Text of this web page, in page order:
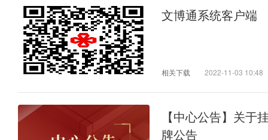
文博通系统客户端
相关下载 2022-11-03 10:48
【中心公告】关于
牌公告